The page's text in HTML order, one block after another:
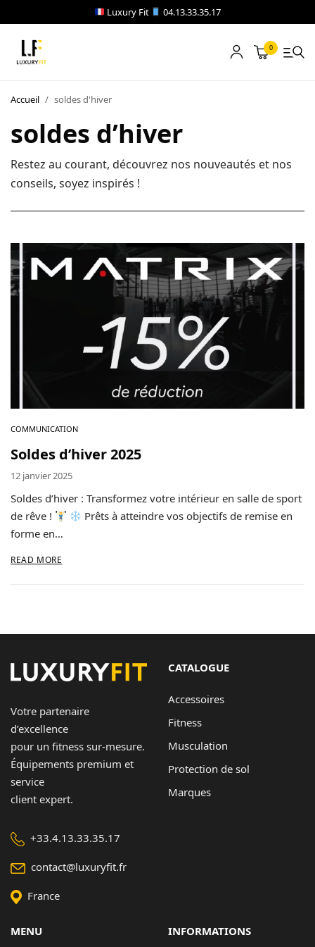
Luxury Fit 04.13.33.35.17
0
Accueil / soldes d'hiver
soldes d’hiver
Restez au courant, découvrez nos nouveautés et nos
conseils, soyez inspirés !
COMMUNICATION
Soldes d’hiver 2025
12 janvier 2025
Soldes d’hiver : Transformez votre intérieur en salle de sport
de rêve !
Prêts à atteindre vos objectifs de remise en
forme en…
READ MORE
Votre partenaire
d’excellence
pour un fitness sur-mesure.
Équipements premium et
service
client expert.
+33.4.13.33.35.17
contact@luxuryfit.fr
France
CATALOGUE
Accessoires
Fitness
Musculation
Protection de sol
Marques
MENU INFORMATIONS
LOCATION
NOTRE CATALOGUE
A PROPOS
CONTACT
Blog
Boutique
Copyright © 2024 Luxury Fit. All rights reserved.